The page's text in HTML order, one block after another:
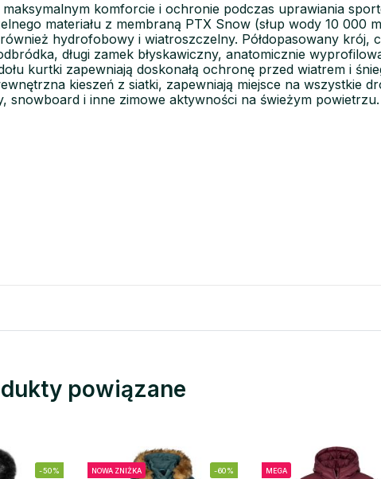
komforcie i ochronie podczas uprawiania
materiału z membraną PTX Snow (słup wody 10 000
hydrofobowy i wiatroszczelny. Półdopasowany krój,
długi zamek błyskawiczny, anatomicznie
kurtki zapewniają doskonałą ochronę przed wiatrem i
kieszeń z siatki, zapewniają miejsce na wszystkie
i inne zimowe aktywności na świeżym powietrzu.
powiązane
-50% NOWA ZNIŻKA -60% MEGA